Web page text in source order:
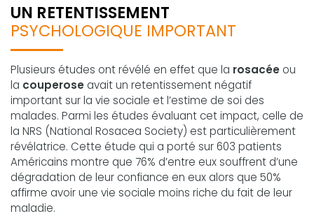
UN RETENTISSEMENT
PSYCHOLOGIQUE IMPORTANT
Plusieurs études ont révélé en effet que la rosacée ou
la couperose avait un retentissement négatif
important sur la vie sociale et l’estime de soi des
malades. Parmi les études évaluant cet impact, celle de
la NRS (National Rosacea Society) est particulièrement
révélatrice. Cette étude qui a porté sur 603 patients
Américains montre que 76% d’entre eux souffrent d’une
dégradation de leur confiance en eux alors que 50%
affirme avoir une vie sociale moins riche du fait de leur
maladie.